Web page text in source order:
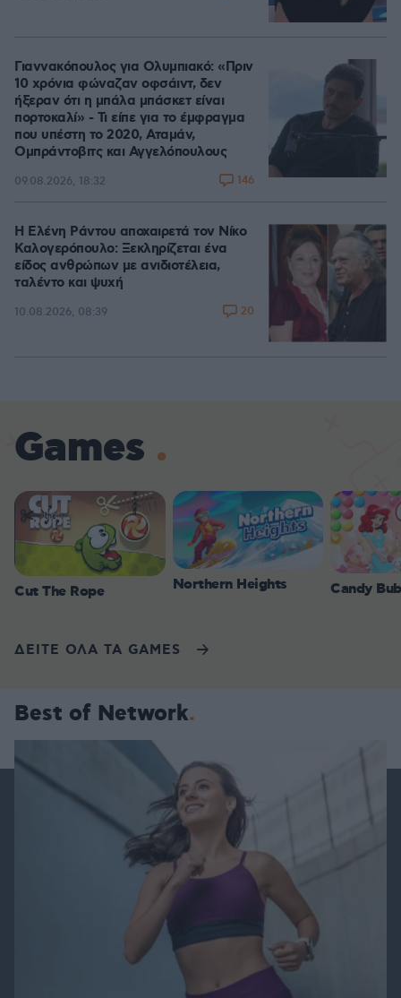
Γιαννακόπουλος για Ολυμπιακό: «Πριν
10 χρόνια φώναζαν οφσάιντ, δεν
ήξεραν ότι η μπάλα μπάσκετ είναι
πορτοκαλί» - Τι είπε για το έμφραγμα
που υπέστη το 2020, Αταμάν,
Ομπράντοβιτς και Αγγελόπουλους
09.08.2026, 18:32 146
Η Ελένη Ράντου αποχαιρετά τον Νίκο
Καλογερόπουλο: Ξεκληρίζεται ένα
είδος ανθρώπων με ανιδιοτέλεια,
ταλέντο και ψυχή
10.08.2026, 08:39 20
Games
Cut The Rope Northern Heights Candy
ΔΕΙΤΕ ΟΛΑ ΤΑ GAMES
Best of Network